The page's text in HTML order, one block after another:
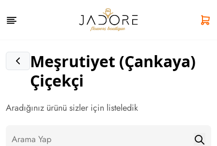
Meşrutiyet (Çankaya)
Çiçekçi
Aradığınız ürünü sizler için listeledik